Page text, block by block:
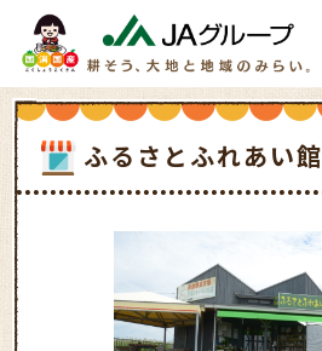
ふるさとふれあい館